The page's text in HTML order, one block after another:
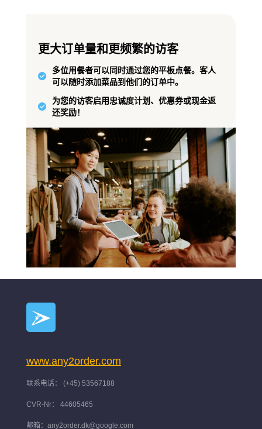
更大订单量和更频繁的访客
多位用餐者可以同时通过您的平板点餐。客人
可以随时添加菜品到他们的订单中。
为您的访客启用忠诚度计划、优惠券或现金返
还奖励！
www.any2order.com
联系电话： (+45) 53567188
CVR-Nr： 44605465
邮箱：any2order.dk@google.com